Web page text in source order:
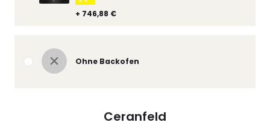
+ 746,88 €
Ohne Backofen
Ceranfeld